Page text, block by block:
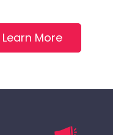
Learn More